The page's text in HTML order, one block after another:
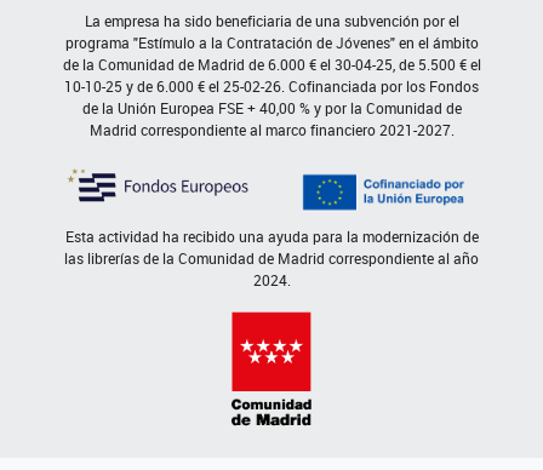
La empresa ha sido beneficiaria de una subvención por el
programa "Estímulo a la Contratación de Jóvenes" en el ámbito
de la Comunidad de Madrid de 6.000 € el 30-04-25, de 5.500 € el
10-10-25 y de 6.000 € el 25-02-26. Cofinanciada por los Fondos
de la Unión Europea FSE + 40,00 % y por la Comunidad de
Madrid correspondiente al marco financiero 2021-2027.
Esta actividad ha recibido una ayuda para la modernización de
las librerías de la Comunidad de Madrid correspondiente al año
2024.